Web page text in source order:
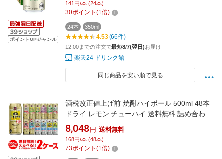
ポイントUPジャンル
141円/本 (24本)
30ポイント (1倍)
24本 350ml
4.53(66件)
12:00までの注文で最短8/7(翌日)お届け
楽天24 ドリンク館
同じ商品を安い順で見る
酒税改正値上げ前 焼酎ハイボール 500ml 48本
ドライ レモン チューハイ 送料無料 詰め合わせ
お好きな タカラ よりどり 選べる 2ケース 缶チ
ューハイ 宝 宝酒造 宝焼酎ハイボール 長S
8,048 円 送料無料
168円/本 (48本)
73ポイント (1倍)